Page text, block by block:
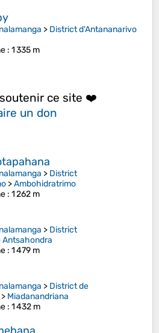
> District d'Antananarivo
: 1 335 m
ce site ❤️
un don
> District
>Ambohidratrimo
: 1 262 m
> District
Antsahondra
: 1 479 m
> District de
> Miadanandriana
: 1 432 m